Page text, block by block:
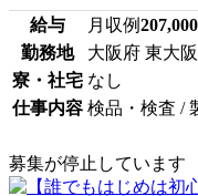
給与 月収例207,000
勤務地
大阪府 東大
寮・社宅 なし
仕事内容 検品・検査 /
募集が停止しています